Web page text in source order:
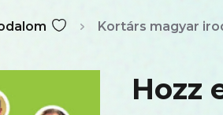
Kortárs magyar
Hozz